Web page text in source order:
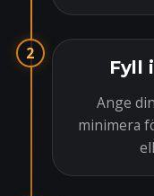
2
Fyll
Ange
minimera